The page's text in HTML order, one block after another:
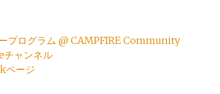
プログラム @ CAMPFIRE Community
ャンネル
ページ